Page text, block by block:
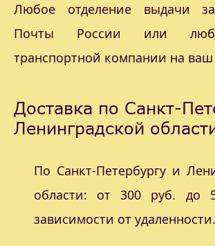
Любое отделение выдачи
Почты России или
транспортной компании на
Доставка по Санкт-
Ленинградской
По Санкт-Петербургу и
области: от 300 руб. до
зависимости от удаленности.